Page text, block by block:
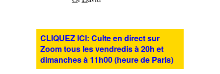
CLIQUEZ ICI: Culte en direct sur
Zoom tous les vendredis à 20h et
dimanches à 11h00 (heure de Paris)